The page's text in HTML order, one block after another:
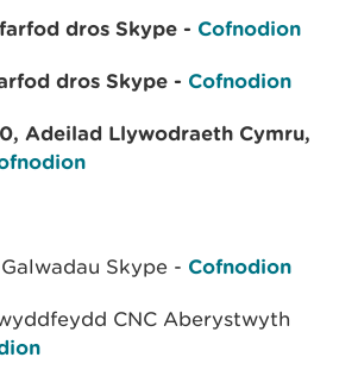
dros Skype - Cofnodion
dros Skype - Cofnodion
Adeilad Llywodraeth Cymru,
Skype - Cofnodion
CNC Aberystwyth